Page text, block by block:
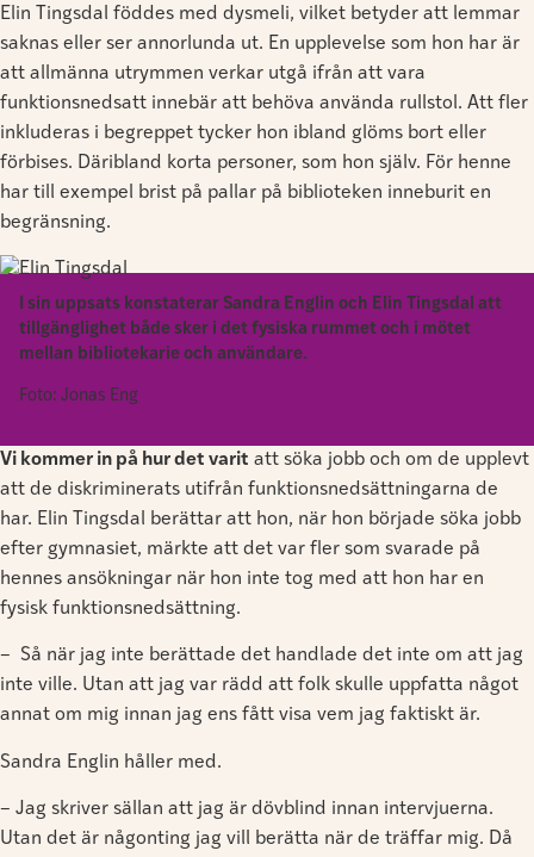
Elin Tingsdal föddes med dysmeli, vilket betyder att lemmar
saknas eller ser annorlunda ut. En upplevelse som hon har är
att allmänna utrymmen verkar utgå ifrån att vara
funktionsnedsatt innebär att behöva använda rullstol. Att fler
inkluderas i begreppet tycker hon ibland glöms bort eller
förbises. Däribland korta personer, som hon själv. För henne
har till exempel brist på pallar på biblioteken inneburit en
begränsning.
I sin uppsats konstaterar Sandra Englin och Elin Tingsdal att
tillgänglighet både sker i det fysiska rummet och i mötet
mellan bibliotekarie och användare.
Foto: Jonas Eng
Vi kommer in på hur det varit att söka jobb och om de upplevt
att de diskriminerats utifrån funktionsnedsättningarna de
har. Elin Tingsdal berättar att hon, när hon började söka jobb
efter gymnasiet, märkte att det var fler som svarade på
hennes ansökningar när hon inte tog med att hon har en
fysisk funktionsnedsättning.
– Så när jag inte berättade det handlade det inte om att jag
inte ville. Utan att jag var rädd att folk skulle uppfatta något
annat om mig innan jag ens fått visa vem jag faktiskt är.
Sandra Englin håller med.
– Jag skriver sällan att jag är dövblind innan intervjuerna.
Utan det är någonting jag vill berätta när de träffar mig. Då